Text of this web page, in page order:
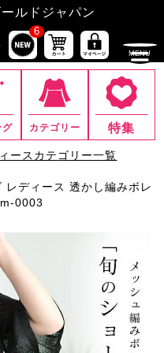
ルドジャパン
6
グ カテゴリー 特集
ースカテゴリー一覧
レディース 透かし編みボレ
0003